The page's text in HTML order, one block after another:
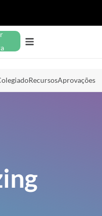
RecursosAprovações